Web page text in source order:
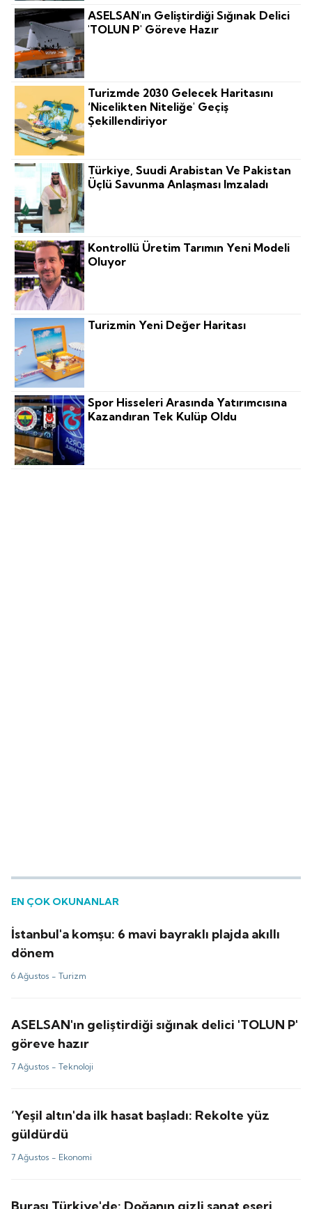
ASELSAN'ın Geliştirdiği Sığınak Delici
'TOLUN P' Göreve Hazır
Turizmde 2030 Gelecek Haritasını
‘nicelikten Niteliğe' Geçiş
Şekillendiriyor
Türkiye, Suudi Arabistan Ve Pakistan
Üçlü Savunma Anlaşması Imzaladı
Kontrollü Üretim Tarımın Yeni Modeli
Oluyor
Turizmin Yeni Değer Haritası
Spor Hisseleri Arasında Yatırımcısına
Kazandıran Tek Kulüp Oldu
EN ÇOK OKUNANLAR
İstanbul'a komşu: 6 mavi bayraklı plajda akıllı
dönem
6 Ağustos -Turizm
ASELSAN'ın geliştirdiği sığınak delici 'TOLUN P'
göreve hazır
7 Ağustos -Teknoloji
‘Yeşil altın'da ilk hasat başladı: Rekolte yüz
güldürdü
7 Ağustos - Ekonomi